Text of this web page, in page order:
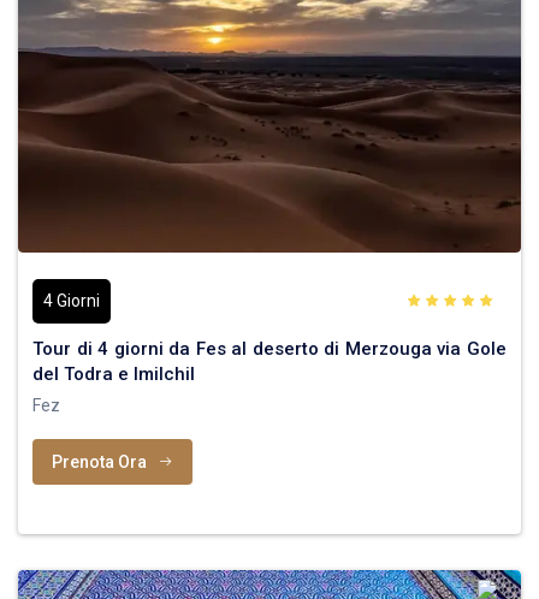
4 Giorni
Tour di 4 giorni da Fes al deserto di Merzouga via Gole
del Todra e Imilchil
Fez
Prenota Ora